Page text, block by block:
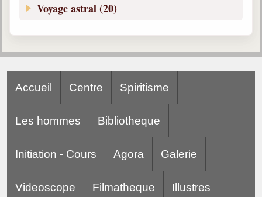
Voyage astral (20)
Accueil Centre Spiritisme
Les hommes Bibliotheque
Initiation - Cours Agora Galerie
Videoscope Filmatheque Illustres